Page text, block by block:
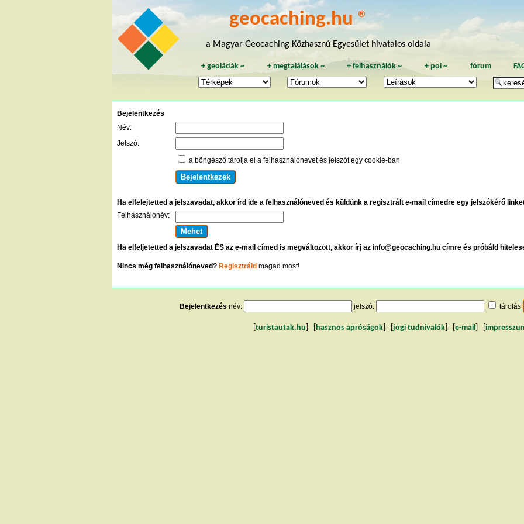
geocaching.hu ®
a Magyar Geocaching Közhasznú Egyesület hivatalos oldala
+geoládák ~ + megtalálások~ +felhasználók~ + poi~ fórum
Bejelentkezés
Név:
Jelszó:
a böngésző tárolja el a felhasználónevet és jelszót egy cookie-ban
Ha elfelejtetted a jelszavadat, akkor írd ide a felhasználóneved és küldünk a regisztrált e-mail címedre egy jelszókérő
Felhasználónév:
Ha elfeljetetted a jelszavadat ÉS az e-mail címed is megváltozott, akkor írj az info@geocaching.hu címre és próbáld
Nincs még felhasználóneved? Regisztráld magad most!
Bejelentkezés név: jelszó: tárolás
turistautak.hu hasznos apróságok jogi tudnivalók e-mail